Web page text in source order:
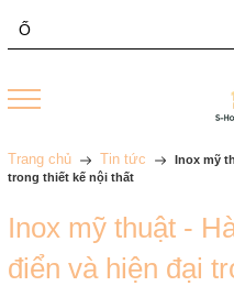
Trang chủ Tin tức
Inox mỹ
trong thiết kế nội thất
Inox mỹ thuật -
điển và hiện đại